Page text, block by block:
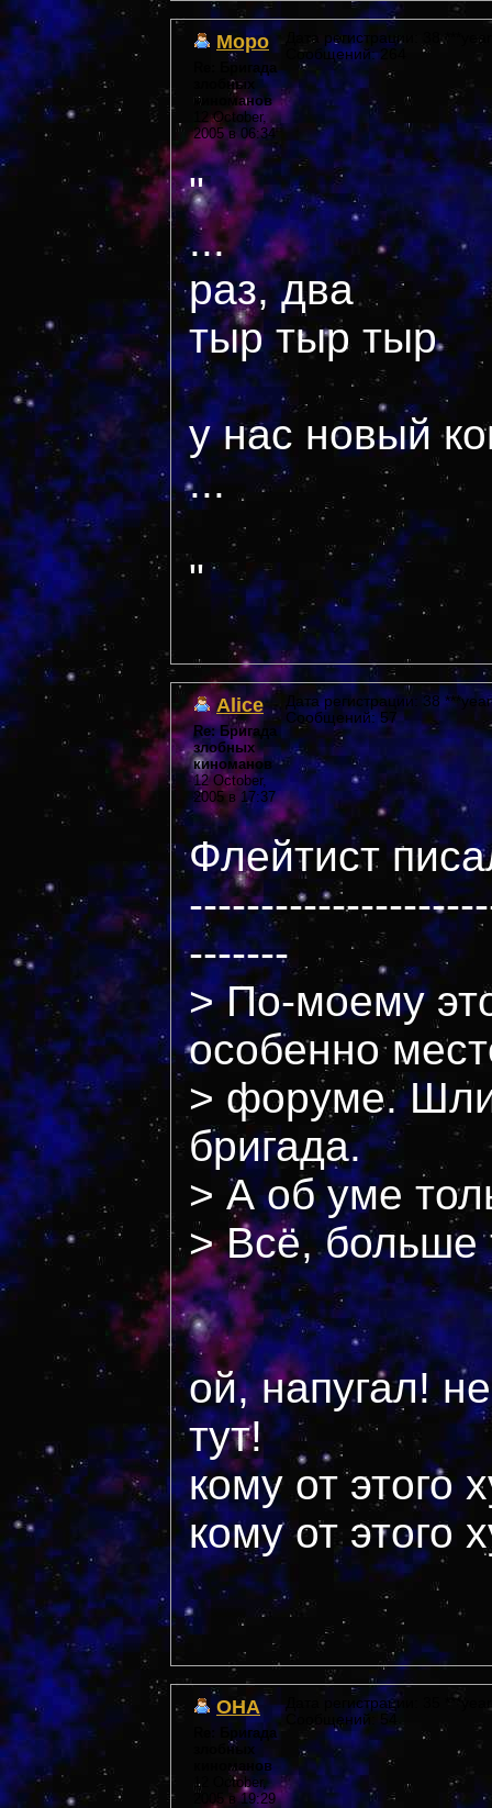
Моро
Re: Бригада
злобных
киноманов
12 October,
2005 в 06:34
Дата регистрации: 38
Сообщений: 264
"
...
раз, два
тыр тыр тыр
у нас новый
...
"
Alice
Re: Бригада
злобных
киноманов
12 October,
2005 в 17:37
Дата регистрации: 38
Сообщений: 57
Флейтист
-------
> По-моему
особенно
> форуме.
бригада.
> А об уме
> Всё, больше
ой, напугал!
тут!
кому от этого
кому от этого
OHA
Re: Бригада
злобных
киноманов
12 October,
2005 в 19:29
Дата регистрации: 35
Сообщений: 54